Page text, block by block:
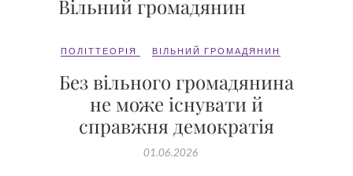
Вільний громадянин
ПОЛІТТЕОРІЯ ВІЛЬНИЙ ГРОМАДЯНИН
Без вільного громадянина
не може існувати й
справжня демократія
01.06.2026